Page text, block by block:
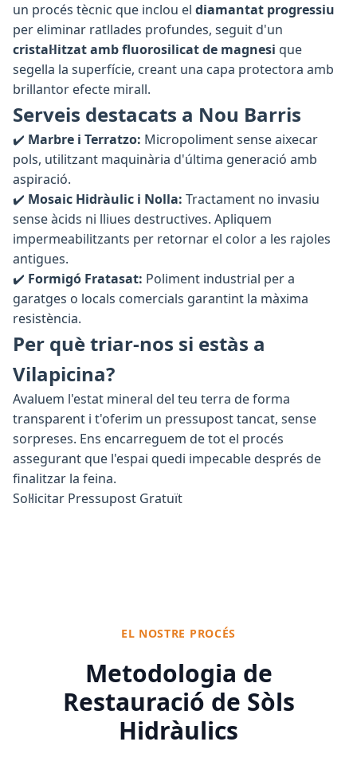
un procés tècnic que inclou el diamantat progressiu
per eliminar ratllades profundes, seguit d'un
cristal·litzat amb fluorosilicat de magnesi que
segella la superfície, creant una capa protectora amb
brillantor efecte mirall.
Serveis destacats a Nou Barris
✔️ Marbre i Terratzo: Micropoliment sense aixecar
pols, utilitzant maquinària d'última generació amb
aspiració.
✔️ Mosaic Hidràulic i Nolla: Tractament no invasiu
sense àcids ni lliues destructives. Apliquem
impermeabilitzants per retornar el color a les rajoles
antigues.
✔️ Formigó Fratasat: Poliment industrial per a
garatges o locals comercials garantint la màxima
resistència.
Per què triar-nos si estàs a
Vilapicina?
Avaluem l'estat mineral del teu terra de forma
transparent i t'oferim un pressupost tancat, sense
sorpreses. Ens encarreguem de tot el procés
assegurant que l'espai quedi impecable després de
finalitzar la feina.
Sol·licitar Pressupost Gratuït
EL NOSTRE PROCÉS
Metodologia de
Restauració de Sòls
Hidràulics